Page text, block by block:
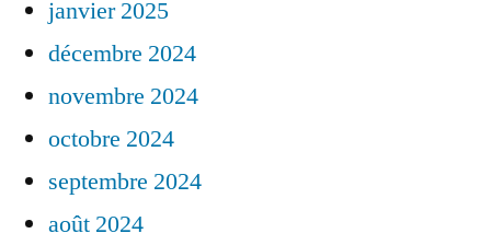
janvier 2025
décembre 2024
novembre 2024
octobre 2024
septembre 2024
août 2024